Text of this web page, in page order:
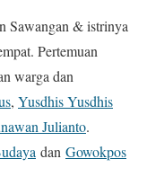
Sawangan & istrinya
Pertemuan
warga dan
, Yusdhis Yusdhis
Julianto.
dan Gowokpos